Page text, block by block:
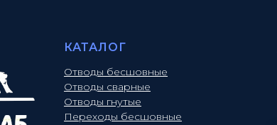
КАТАЛОГ
Отводы бесшовные
Отводы сварные
Отводы гнутые
Переходы бесшовные